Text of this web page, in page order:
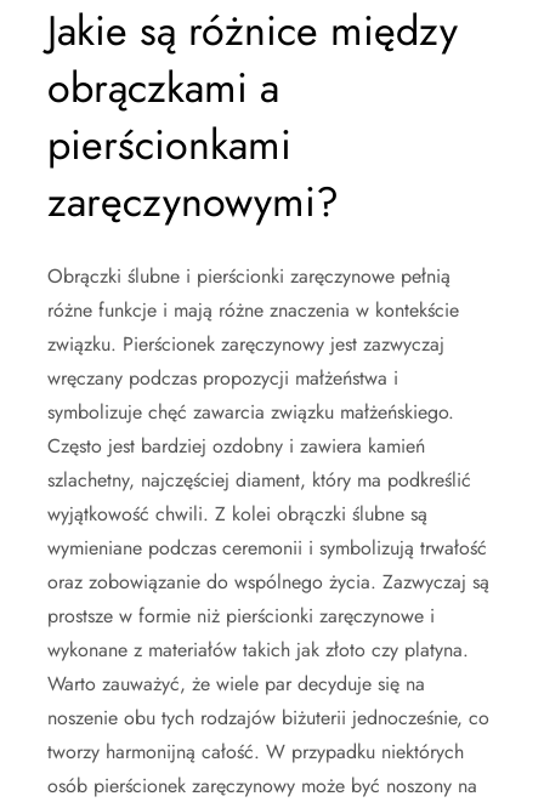
Jakie są różnice między
obrączkami a
pierścionkami
zaręczynowymi?
Obrączki ślubne i pierścionki zaręczynowe pełnią
różne funkcje i mają różne znaczenia w kontekście
związku. Pierścionek zaręczynowy jest zazwyczaj
wręczany podczas propozycji małżeństwa i
symbolizuje chęć zawarcia związku małżeńskiego.
Często jest bardziej ozdobny i zawiera kamień
szlachetny, najczęściej diament, który ma podkreślić
wyjątkowość chwili. Z kolei obrączki ślubne są
wymieniane podczas ceremonii i symbolizują trwałość
oraz zobowiązanie do wspólnego życia. Zazwyczaj są
prostsze w formie niż pierścionki zaręczynowe i
wykonane z materiałów takich jak złoto czy platyna.
Warto zauważyć, że wiele par decyduje się na
noszenie obu tych rodzajów biżuterii jednocześnie, co
tworzy harmonijną całość. W przypadku niektórych
osób pierścionek zaręczynowy może być noszony na